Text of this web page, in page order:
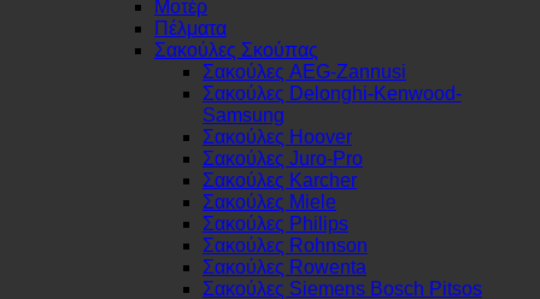
Μοτέρ
Πέλματα
Σακούλες Σκούπας
Σακούλες AEG-Zannusi
Σακούλες Delonghi-Kenwood-
Samsung
Σακούλες Hoover
Σακούλες Juro-Pro
Σακούλες Karcher
Σακούλες Miele
Σακούλες Philips
Σακούλες Rohnson
Σακούλες Rowenta
Σακούλες Siemens Bosch Pitsos